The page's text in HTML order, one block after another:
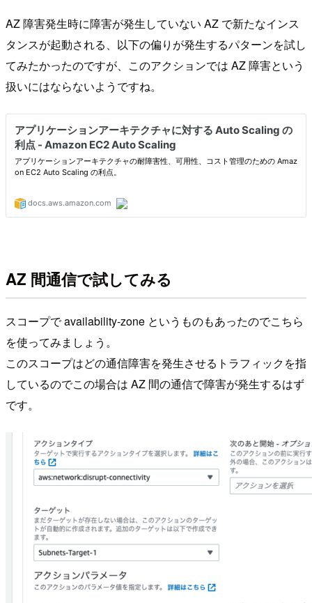
AZ 障害発生時に障害が発生していない AZ で新たなインス
タンスが起動される、以下の偏りが発生するパターンを試し
てみたかったのですが、このアクションでは AZ 障害という
扱いにはならないようですね。
AZ 間通信で試してみる
スコープで availability-zone というものもあったのでこちら
を使ってみましょう。
このスコープはどの通信障害を発生させるトラフィックを指
しているのでこの場合は AZ 間の通信で障害が発生するはず
です。